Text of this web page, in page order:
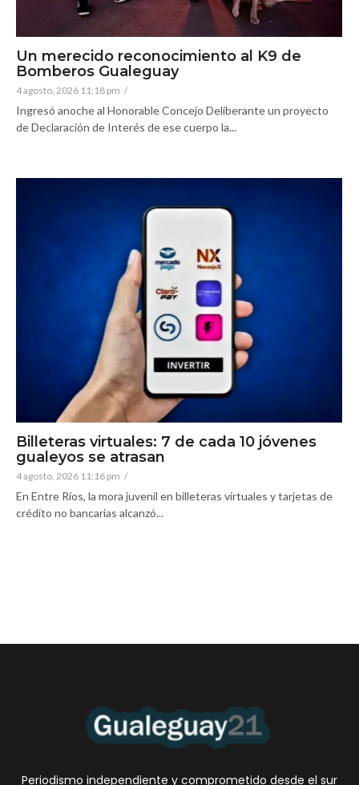
Un merecido reconocimiento al K9 de
Bomberos Gualeguay
4 agosto, 2026 11:18 pm /
Ingresó anoche al Honorable Concejo Deliberante un proyecto
de Declaración de Interés de ese cuerpo la...
Billeteras virtuales: 7 de cada 10 jóvenes
gualeyos se atrasan
4 agosto, 2026 11:16 pm /
En Entre Ríos, la mora juvenil en billeteras virtuales y tarjetas de
crédito no bancarias alcanzó...
Periodismo independiente y comprometido desde el sur